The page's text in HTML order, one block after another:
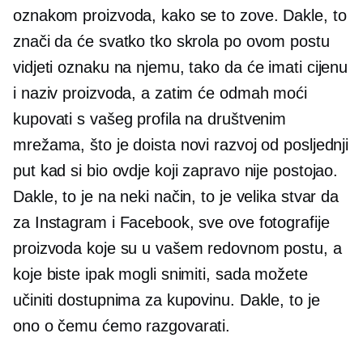
oznakom proizvoda, kako se to zove. Dakle, to
znači da će svatko tko skrola po ovom postu
vidjeti oznaku na njemu, tako da će imati cijenu
i naziv proizvoda, a zatim će odmah moći
kupovati s vašeg profila na društvenim
mrežama, što je doista novi razvoj od posljednji
put kad si bio ovdje koji zapravo nije postojao.
Dakle, to je na neki način, to je velika stvar da
za Instagram i Facebook, sve ove fotografije
proizvoda koje su u vašem redovnom postu, a
koje biste ipak mogli snimiti, sada možete
učiniti dostupnima za kupovinu. Dakle, to je
ono o čemu ćemo razgovarati.